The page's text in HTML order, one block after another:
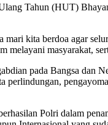
Tahun (HUT)
mari kita berdoa agar
melayani masyarakat,
pada Bangsa dan
perlindungan,
Polri dalam